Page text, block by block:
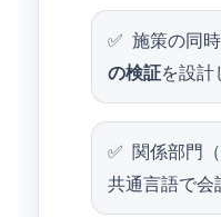
施策の同
の検証を設計
関係部門
共通言語で会